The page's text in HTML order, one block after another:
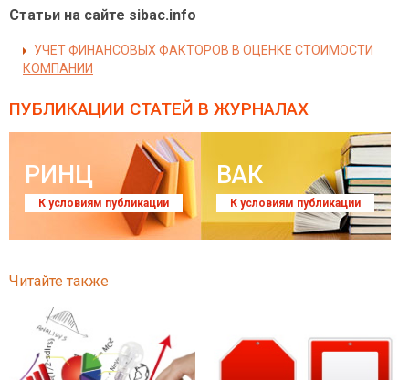
Статьи на сайте sibac.info
УЧЕТ ФИНАНСОВЫХ ФАКТОРОВ В ОЦЕНКЕ СТОИМОСТИ
КОМПАНИИ
ПУБЛИКАЦИИ СТАТЕЙ В ЖУРНАЛАХ
РИНЦ
К условиям публикации
ВАК
К условиям публикации
Читайте также